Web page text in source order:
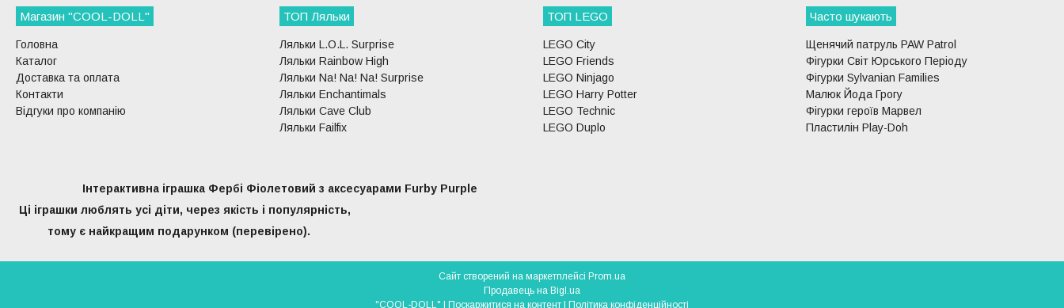
Магазин "COOL-DOLL"
Головна
Каталог
Доставка та оплата
Контакти
Відгуки про компанію
ТОП Ляльки
Ляльки L.O.L. Surprise
Ляльки Rainbow High
Ляльки Na! Na! Na! Surprise
Ляльки Enchantimals
Ляльки Cave Club
Ляльки Failfix
ТОП LEGO
LEGO City
LEGO Friends
LEGO Ninjago
LEGO Harry Potter
LEGO Technic
LEGO Duplo
Часто шукають
Щенячий патруль PAW Patrol
Фігурки Світ Юрського Періоду
Фігурки Sylvanian Families
Малюк Йода Грогу
Фігурки героїв Марвел
Пластилін Play-Doh
Інтерактивна іграшка Фербі Фіолетовий з аксесуарами Furby Purple
Ці іграшки люблять усі діти, через якість і популярність,
тому є найкращим подарунком (перевірено).
Сайт створений на маркетплейсі Prom.ua
Продавець на Bigl.ua
Поскаржитися на контент Політика конфіденційності